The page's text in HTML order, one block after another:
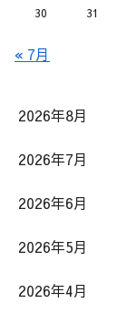
30
31
« 7月
2026年8月
2026年7月
2026年6月
2026年5月
2026年4月